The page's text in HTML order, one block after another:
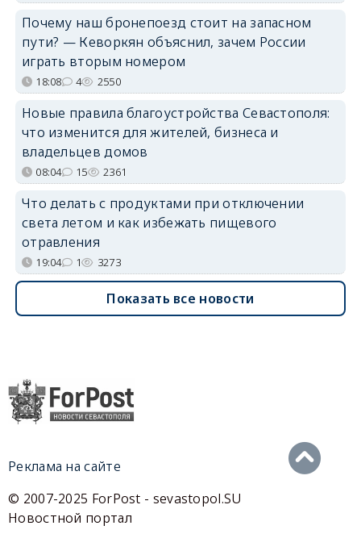
Почему наш бронепоезд стоит на запасном
пути? — Кеворкян объяснил, зачем России
играть вторым номером
18:08 4 2550
Новые правила благоустройства Севастополя:
что изменится для жителей, бизнеса и
владельцев домов
08:04 15 2361
Что делать с продуктами при отключении
света летом и как избежать пищевого
отравления
19:04 1 3273
Показать все новости
Реклама на сайте
© 2007-2025 ForPost - sevastopol.SU
Новостной портал